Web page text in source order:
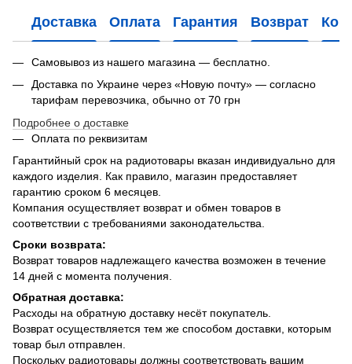
Доставка Оплата Гарантия Возврат
Самовывоз из нашего магазина — бесплатно.
Доставка по Украине через «Новую почту» — согласно
тарифам перевозчика, обычно от 70 грн
Подробнее о доставке
Оплата по реквизитам
Гарантийный срок на радиотовары вказан индивидуально для
каждого изделия. Как правило, магазин предоставляет
гарантию сроком 6 месяцев.
Компания осуществляет возврат и обмен товаров в
соответствии с требованиями законодательства.
Сроки возврата:
Возврат товаров надлежащего качества возможен в течение
14 дней с момента получения.
Обратная доставка:
Расходы на обратную доставку несёт покупатель.
Возврат осуществляется тем же способом доставки, которым
товар был отправлен.
Поскольку радиотовары должны соответствовать вашим